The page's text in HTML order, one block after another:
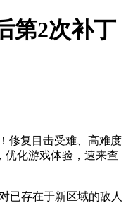
第2次补丁
修复目击受难、高难度
优化游戏体验，速来查
已存在于新区域的敌人